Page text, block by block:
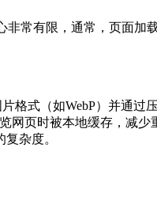
常有限，通常，页面加
式（如WebP）并通过
网页时被本地缓存，减少
杂度。